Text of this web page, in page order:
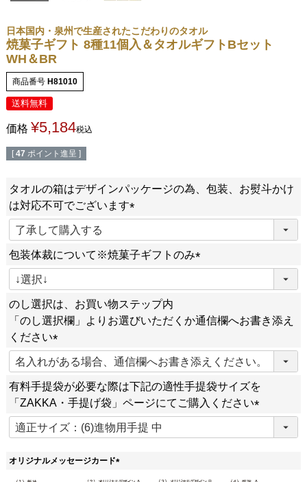
日本国内・泉州で生産されたこだわりのタオル
焼菓子ギフト 8種11個入＆タオルギフトBセット
WH＆BR
商品番号 H81010
送料無料
価格 ¥5,184税込
[ 47 ポイント進呈 ]
タオルの箱はデザインパッケージの為、包装、お熨斗かけ
は対応不可でございます
必
須
包装体裁について※焼菓子ギフトのみ
必
)
のし選択は、お買い物ステップ内
「のし選択欄」よりお選びいただくか通信欄へお書き添え
ください
(
必
須
)
有料手提袋が必要な際は下記の適性手提袋サイズを
「ZAKKA・手提げ袋」ページにてご購入ください
必
オリジナルメッセージカード